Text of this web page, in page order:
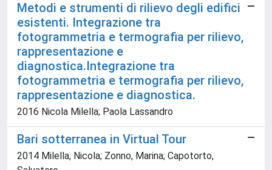
Metodi e strumenti di rilievo degli edifici
esistenti. Integrazione tra
fotogrammetria e termografia per rilievo,
rappresentazione e
diagnostica.Integrazione tra
fotogrammetria e termografia per rilievo,
rappresentazione e diagnostica.
2016 Nicola Milella; Paola Lassandro
Bari sotterranea in Virtual Tour
2014 Milella, Nicola; Zonno, Marina; Capotorto,